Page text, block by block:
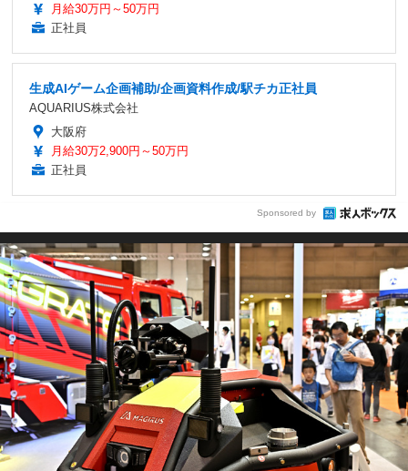
月給30万円～50万円
正社員
生成AIゲーム企画補助/企画資料作成/駅チカ正社員
AQUARIUS株式会社
大阪府
月給30万2,900円～50万円
正社員
Sponsored by